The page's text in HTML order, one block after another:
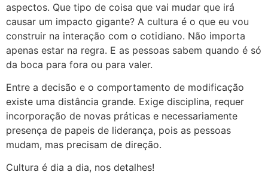
aspectos. Que tipo de coisa que vai mudar que irá
causar um impacto gigante? A cultura é o que eu vou
construir na interação com o cotidiano. Não importa
apenas estar na regra. E as pessoas sabem quando é só
da boca para fora ou para valer.
Entre a decisão e o comportamento de modificação
existe uma distância grande. Exige disciplina, requer
incorporação de novas práticas e necessariamente
presença de papeis de liderança, pois as pessoas
mudam, mas precisam de direção.
Cultura é dia a dia, nos detalhes!